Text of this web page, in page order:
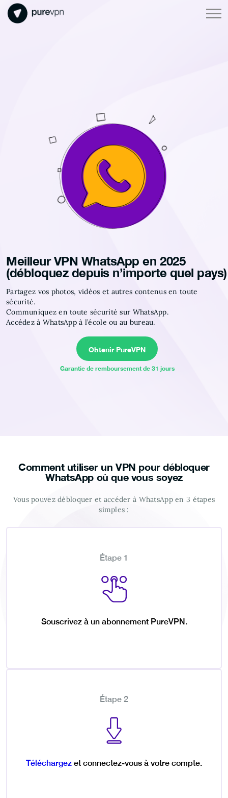
Meilleur VPN WhatsApp en 2025
(débloquez depuis n’importe quel pays)
Partagez vos photos, vidéos et autres contenus en toute
sécurité.
Communiquez en toute sécurité sur WhatsApp.
Accédez à WhatsApp à l’école ou au bureau.
Obtenir PureVPN
Garantie de remboursement de 31 jours
Comment utiliser un VPN pour débloquer
WhatsApp où que vous soyez
Vous pouvez débloquer et accéder à WhatsApp en 3 étapes
simples :
Étape 1
Souscrivez à un abonnement PureVPN.
Étape 2
Téléchargez et connectez-vous à votre compte.